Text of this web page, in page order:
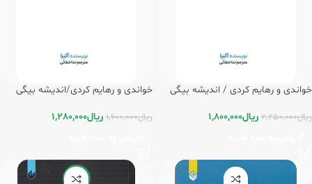
خواندی و رهایم کردی / اندیشه بیگی
ریال2,250,000 ریال1,800,000
خواندی و رهایم کردی/اندیشه بیگی
ریال1,600,000 ریال1,280,000
-20%